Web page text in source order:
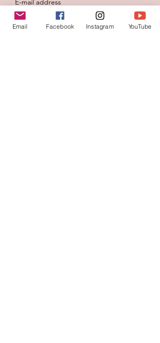
To send
Email Facebook Instagram YouTube